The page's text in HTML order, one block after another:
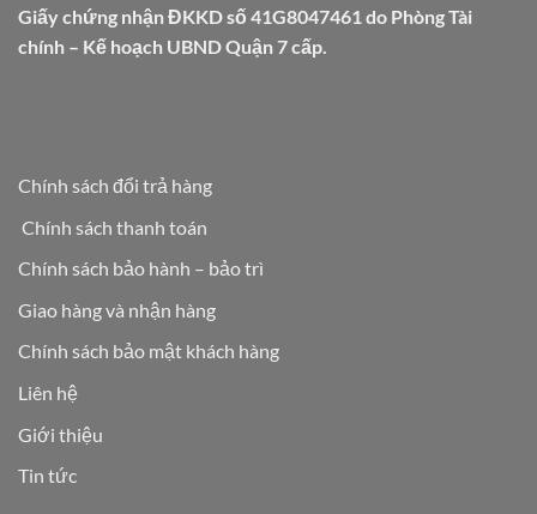
Giấy chứng nhận ĐKKD số 41G8047461 do Phòng Tài
chính – Kế hoạch UBND Quận 7 cấp.
Chính sách đổi trả hàng
Chính sách thanh toán
Chính sách bảo hành – bảo trì
Giao hàng và nhận hàng
Chính sách bảo mật khách hàng
Liên hệ
Giới thiệu
Tin tức